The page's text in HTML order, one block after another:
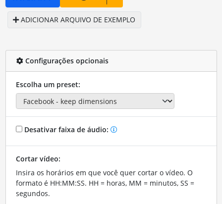
ADICIONAR ARQUIVO DE EXEMPLO
Configurações opcionais
Escolha um preset:
Desativar faixa de áudio:
Cortar vídeo:
Insira os horários em que você quer cortar o vídeo. O
formato é HH:MM:SS. HH = horas, MM = minutos, SS =
segundos.